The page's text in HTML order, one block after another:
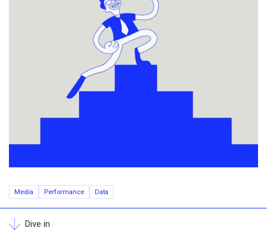
Media Performance Data
Dive in